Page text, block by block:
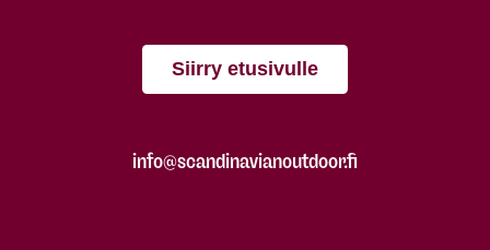
Siirry etusivulle
info@scandinavianoutdoor.fi